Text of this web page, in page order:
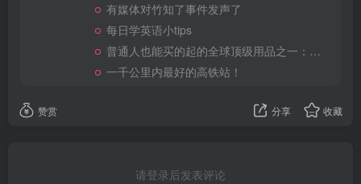
有媒体对竹知了事件发声了
每日学英语小tips
普通人也能买的起的全球顶级用品之一：WD-40润滑除锈剂！
一千公里内最好的高铁站！
赞赏 分享 收藏
请登录后发表评论